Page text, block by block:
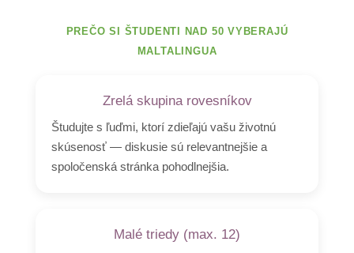
PREČO SI ŠTUDENTI NAD 50 VYBERAJÚ
MALTALINGUA
Zrelá skupina rovesníkov
Študujte s ľuďmi, ktorí zdieľajú vašu životnú
skúsenosť — diskusie sú relevantnejšie a
spoločenská stránka pohodlnejšia.
Malé triedy (max. 12)